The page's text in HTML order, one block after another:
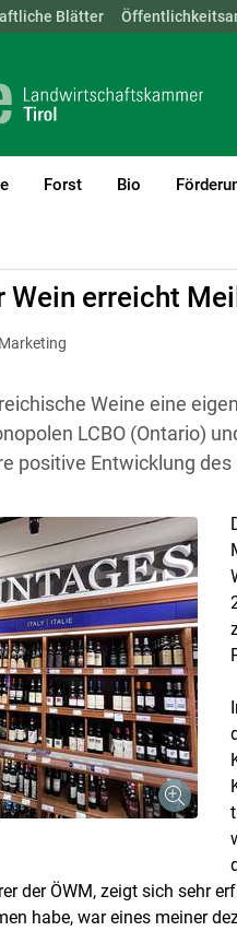
BGLD KTN NÖ
Blätter
Forst Bio
Wein erreicht
Weine eine
LCBO (Ontario)
positive Entwicklung
der ÖWM, zeigt sich sehr
habe, war eines meiner